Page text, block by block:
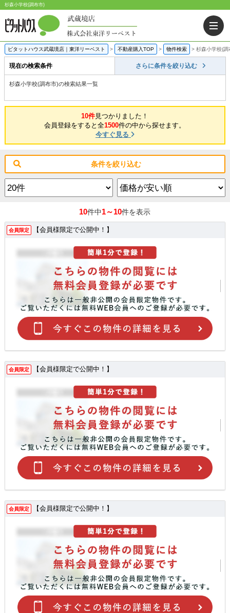
杉森小学校(調布市)
ピタットハウス武蔵境店｜東洋リーベスト > 不動産購入TOP > 物件検索 > 杉森小学校(調
現在の検索条件 さらに条件を絞り込む
杉森小学校(調布市)の検索結果一覧
10件見つかりました！
会員登録をすると全1500件の中から探せます。
今すぐ見る
条件を絞り込む
10件中1～10件を表示
会員限定 【会員様限定で公開中！】
会員限定 【会員様限定で公開中！】
会員限定 【会員様限定で公開中！】